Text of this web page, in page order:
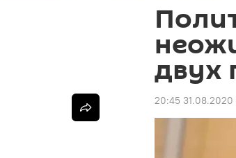
двух
20:45 31.08.2020